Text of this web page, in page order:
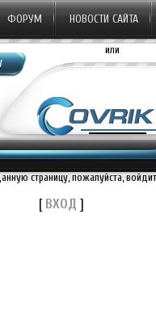
ФОРУМ НОВОСТИ САЙТА
или
страницу, пожалуйста,
[ВХОД ]